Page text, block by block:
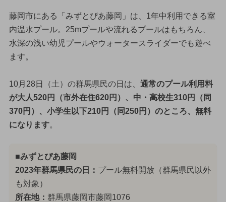
藤岡市にある「みずとぴあ藤岡」は、1年中利用できる室
内温水プール。25mプールや流れるプールはもちろん、
水深の浅い幼児プールやウォータースライダーでも遊べ
ます。
10月28日（土）の群馬県民の日は、 通常のプール利用料
が大人520円（市外在住620円）、中・高校生310円（同
370円）、小学生以下210円（同250円）のところ、無料
になります。
■みずとぴあ藤岡
2023年群馬県民の日： プール無料開放（群馬県民以外
も対象）
所在地： 群馬県藤岡市藤岡1076